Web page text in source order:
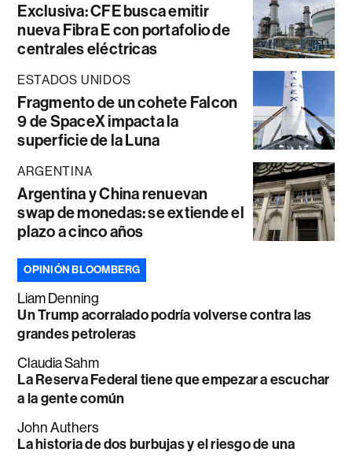
Exclusiva: CFE busca emitir
nueva Fibra E con portafolio de
centrales eléctricas
ESTADOS UNIDOS
Fragmento de un cohete Falcon
9 de SpaceX impacta la
superficie de la Luna
ARGENTINA
Argentina y China renuevan
swap de monedas: se extiende el
plazo a cinco años
OPINIÓN BLOOMBERG
Liam Denning
Un Trump acorralado podría volverse contra las
grandes petroleras
Claudia Sahm
La Reserva Federal tiene que empezar a escuchar
a la gente común
John Authers
La historia de dos burbujas y el riesgo de una